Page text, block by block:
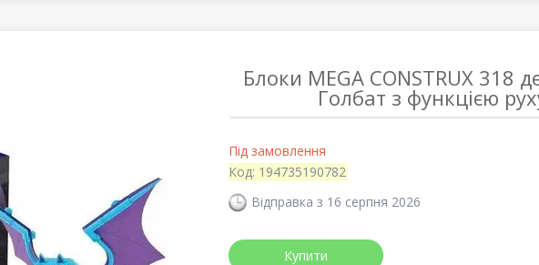
Блоки MEGA CONSTRUX 318
Голбат з функцією
Під замовлення
Код: 194735190782
Відправка з 16 серпня 2026
Купити